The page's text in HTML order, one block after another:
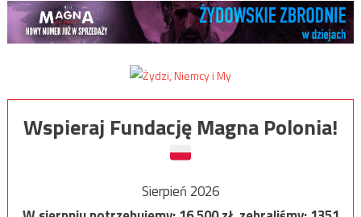
Wspieraj Fundację Magna Polonia!
Sierpień 2026